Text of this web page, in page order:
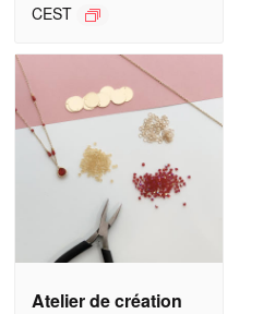
CEST
Atelier de création